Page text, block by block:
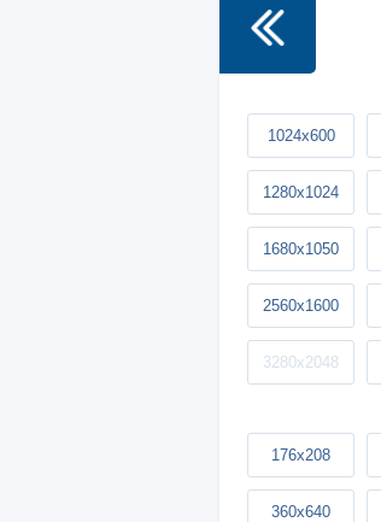
1024x600
1280x1024
1680x1050
2560x1600
3280x2048
176x208
360x640